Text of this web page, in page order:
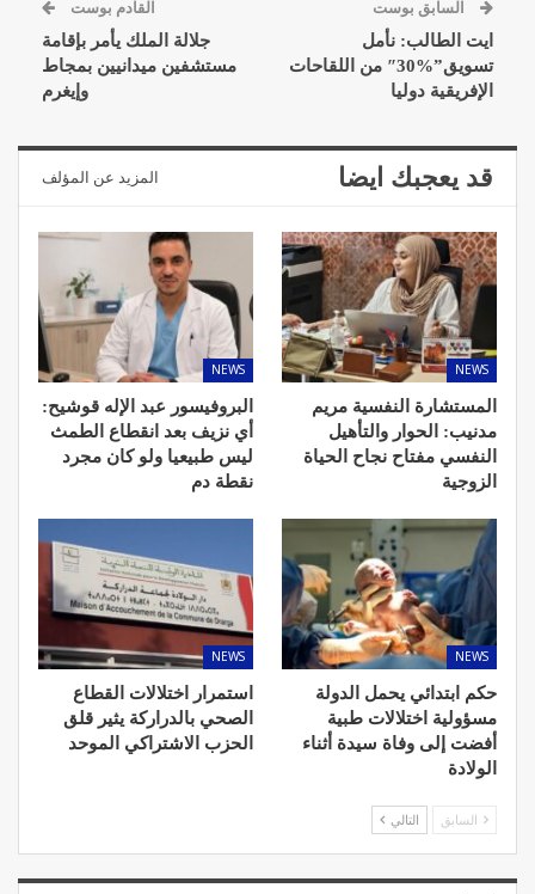
السابق بوست
ايت الطالب: نأمل
تسويق”%30″ من اللقاحات
الإفريقية دوليا
القادم بوست
جلالة الملك يأمر بإقامة
مستشفين ميدانيين بمجاط
وإيغرم
قد يعجبك ايضا المزيد عن المؤلف
NEWS
المستشارة النفسية مريم
مدنيب: الحوار والتأهيل
النفسي مفتاح نجاح الحياة
الزوجية
NEWS
البروفيسور عبد الإله قوشيح:
أي نزيف بعد انقطاع الطمث
ليس طبيعيا ولو كان مجرد
نقطة دم
NEWS
حكم ابتدائي يحمل الدولة
مسؤولية اختلالات طبية
أفضت إلى وفاة سيدة أثناء
الولادة
NEWS
استمرار اختلالات القطاع
الصحي بالدراركة يثير قلق
الحزب الاشتراكي الموحد
السابق التالي